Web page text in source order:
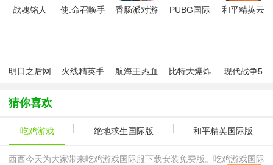
战魂铭人
使.命召唤手
香肠派对游
PUBG国际
和平精英云
明日之后网
火线精英手
航海王热血
比特大爆炸
现代战争5
猜你喜欢
吃鸡游戏 绝地求生国际版 和平精英国际版
西西今天为大家带来吃鸡游戏国际服下载安装免费版。吃鸡游戏国际